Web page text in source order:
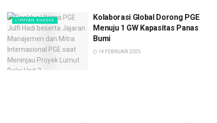
LIPUTAN KHUSUS
Kolaborasi Global Dorong PGE
Menuju 1 GW Kapasitas Panas
Bumi
14 FEBRUARI 2025